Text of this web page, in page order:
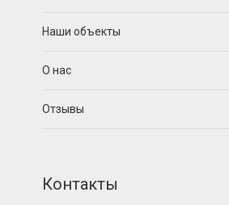
Наши объекты
О нас
Отзывы